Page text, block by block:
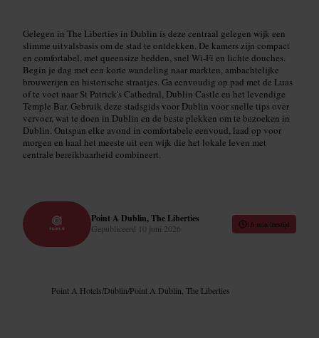
Gelegen in The Liberties in Dublin is deze centraal gelegen wijk een
slimme uitvalsbasis om de stad te ontdekken. De kamers zijn compact
en comfortabel, met queensize bedden, snel Wi‑Fi en lichte douches.
Begin je dag met een korte wandeling naar markten, ambachtelijke
brouwerijen en historische straatjes. Ga eenvoudig op pad met de Luas
of te voet naar St Patrick's Cathedral, Dublin Castle en het levendige
Temple Bar. Gebruik deze stadsgids voor Dublin voor snelle tips over
vervoer, wat te doen in Dublin en de beste plekken om te bezoeken in
Dublin. Ontspan elke avond in comfortabele eenvoud, laad op voor
morgen en haal het meeste uit een wijk die het lokale leven met
centrale bereikbaarheid combineert.
Point A Dublin, The Liberties
Gepubliceerd 10 juni 2026 16 min leestijd
Point A Hotels/Dublin/Point A Dublin, The Liberties